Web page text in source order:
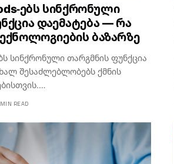
ებს სინქრონული
დაემატება — რა
ბაზარზე
სინქრონული თარგმნის ფუნქცია
შესაძლებლობებს ქმნის
READ